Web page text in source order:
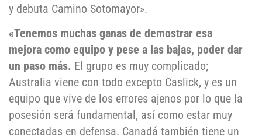
y debuta Camino Sotomayor».
«Tenemos muchas ganas de demostrar esa
mejora como equipo y pese a las bajas, poder dar
un paso más. El grupo es muy complicado;
Australia viene con todo excepto Caslick, y es un
equipo que vive de los errores ajenos por lo que la
posesión será fundamental, así como estar muy
conectadas en defensa. Canadá también tiene un